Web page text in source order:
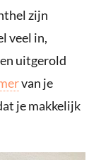
zijn
veel in,
uitgerold
van je
je makkelijk